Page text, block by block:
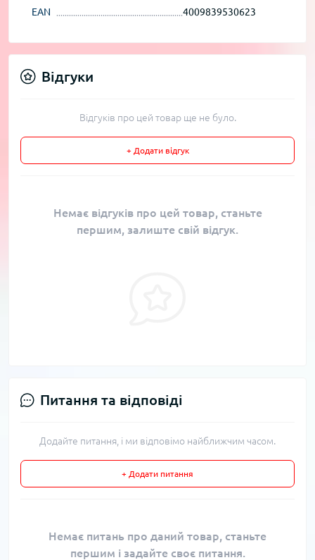
EAN 4009839530623
Відгуки
Відгуків про цей товар ще не було.
+ Додати відгук
Немає відгуків про цей товар, станьте
першим, залиште свій відгук.
Питання та відповіді
Додайте питання, і ми відповімо найближчим часом.
+ Додати питання
Немає питань про даний товар, станьте
першим і задайте своє питання.